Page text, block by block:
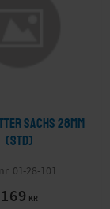
Sachs 28mm
(std)
01-28-101
169 KR